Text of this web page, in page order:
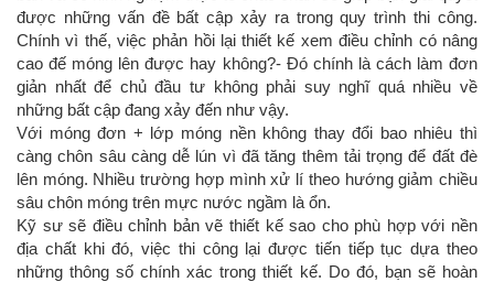
được những vấn đề bất cập xảy ra trong quy trình thi công.
Chính vì thế, việc phản hồi lại thiết kế xem điều chỉnh có nâng
cao đế móng lên được hay không?- Đó chính là cách làm đơn
giản nhất để chủ đầu tư không phải suy nghĩ quá nhiều về
những bất cập đang xảy đến như vậy.
Với móng đơn + lớp móng nền không thay đổi bao nhiêu thì
càng chôn sâu càng dễ lún vì đã tăng thêm tải trọng để đất đè
lên móng. Nhiều trường hợp mình xử lí theo hướng giảm chiều
sâu chôn móng trên mực nước ngầm là ổn.
Kỹ sư sẽ điều chỉnh bản vẽ thiết kế sao cho phù hợp với nền
địa chất khi đó, việc thi công lại được tiến tiếp tục dựa theo
những thông số chính xác trong thiết kế. Do đó, bạn sẽ hoàn